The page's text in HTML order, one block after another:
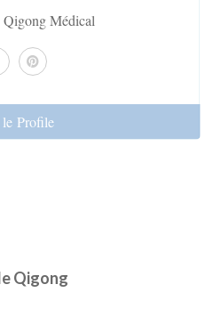
Qigong Médical
Profile
Qigong